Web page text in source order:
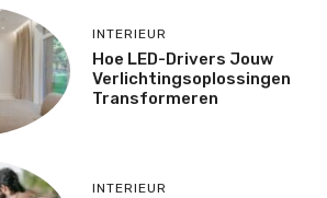
INTERIEUR
Hoe LED-Drivers Jouw
Verlichtingsoplossingen
Transformeren
INTERIEUR